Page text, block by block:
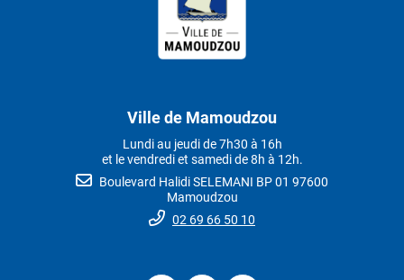
Ville de Mamoudzou
Lundi au jeudi de 7h30 à 16h
et le vendredi et samedi de 8h à 12h.
Boulevard Halidi SELEMANI BP 01 97600
Mamoudzou
02 69 66 50 10